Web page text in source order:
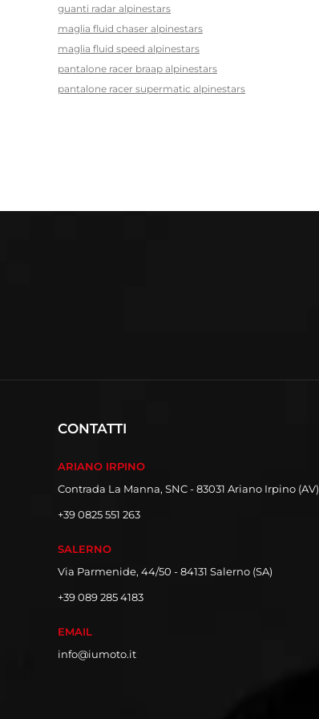
guanti radar alpinestars
maglia fluid chaser alpinestars
maglia fluid speed alpinestars
pantalone racer braap alpinestars
pantalone racer supermatic alpinestars
CONTATTI
ARIANO IRPINO
Contrada La Manna, SNC - 83031 Ariano Irpino (AV)
+39 0825 551 263
SALERNO
Via Parmenide, 44/50 - 84131 Salerno (SA)
+39 089 285 4183
EMAIL
info@iumoto.it